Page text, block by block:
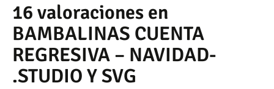
16 valoraciones en
BAMBALINAS CUENTA
REGRESIVA – NAVIDAD-
.STUDIO Y SVG